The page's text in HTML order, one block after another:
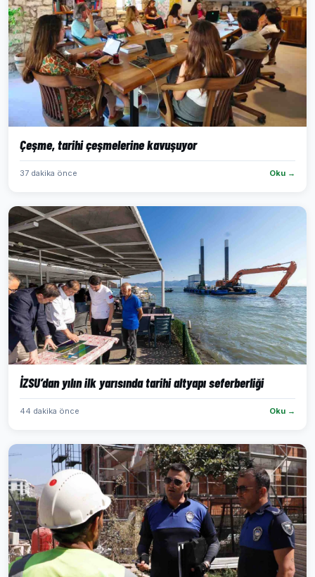
Çeşme, tarihi çeşmelerine kavuşuyor
37 dakika önce Oku →
İZSU’dan yılın ilk yarısında tarihi altyapı seferberliği
44 dakika önce Oku →